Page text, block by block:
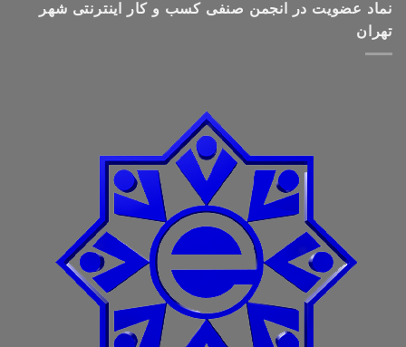
نماد عضویت در انجمن صنفی کسب و کار اینترنتی شهر
تهران